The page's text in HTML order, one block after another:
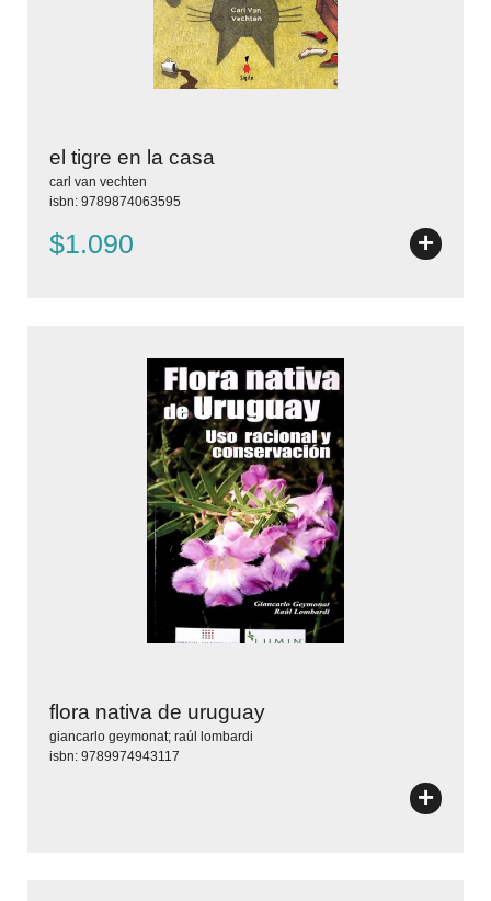
el tigre en la casa
carl van vechten
isbn: 9789874063595
$1.090 +
flora nativa de uruguay
giancarlo geymonat; raúl lombardi
isbn: 9789974943117
+